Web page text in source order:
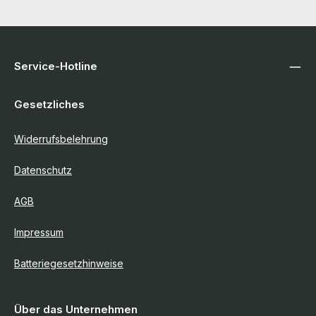
Service-Hotline
Gesetzliches
Widerrufsbelehrung
Datenschutz
AGB
Impressum
Batteriegesetzhinweise
Über das Unternehmen